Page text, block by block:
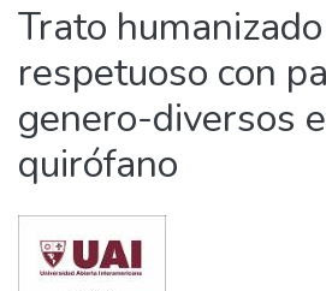
Trato
respetuoso con
genero-diversos
quirófano